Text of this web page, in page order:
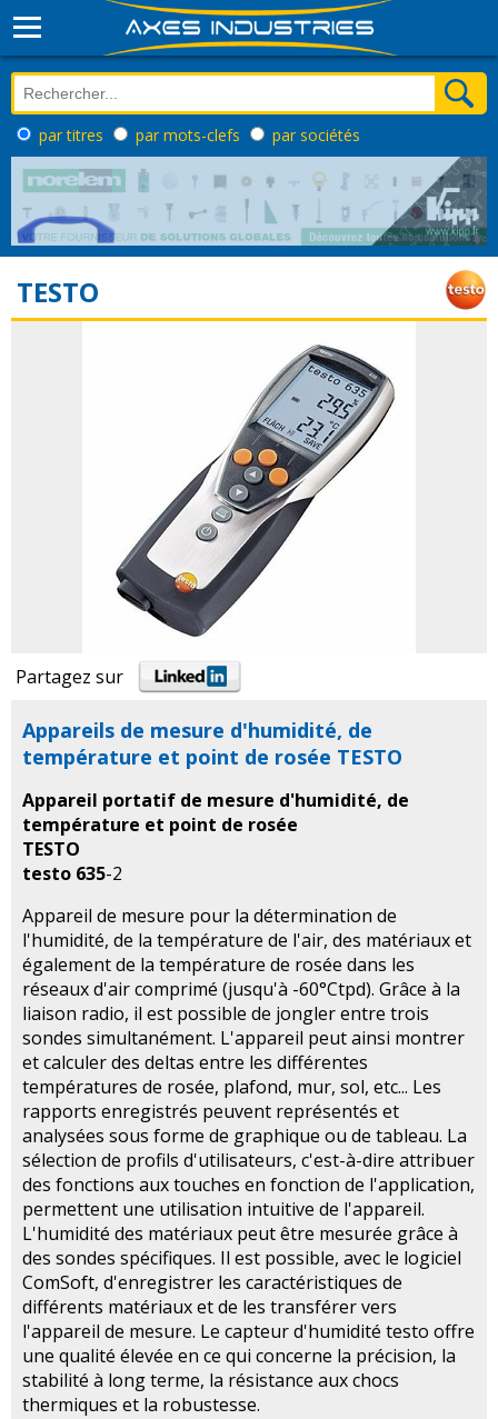
par titres par mots-clefs par sociétés
TESTO
Partagez sur
Appareils de mesure d'humidité, de
température et point de rosée TESTO
Appareil portatif de mesure d'humidité, de
température et point de rosée
TESTO
testo 635-2
Appareil de mesure pour la détermination de
l'humidité, de la température de l'air, des matériaux et
également de la température de rosée dans les
réseaux d'air comprimé (jusqu'à -60°Ctpd). Grâce à la
liaison radio, il est possible de jongler entre trois
sondes simultanément. L'appareil peut ainsi montrer
et calculer des deltas entre les différentes
températures de rosée, plafond, mur, sol, etc... Les
rapports enregistrés peuvent représentés et
analysées sous forme de graphique ou de tableau. La
sélection de profils d'utilisateurs, c'est-à-dire attribuer
des fonctions aux touches en fonction de l'application,
permettent une utilisation intuitive de l'appareil.
L'humidité des matériaux peut être mesurée grâce à
des sondes spécifiques. Il est possible, avec le logiciel
ComSoft, d'enregistrer les caractéristiques de
différents matériaux et de les transférer vers
l'appareil de mesure. Le capteur d'humidité testo offre
une qualité élevée en ce qui concerne la précision, la
stabilité à long terme, la résistance aux chocs
thermiques et la robustesse.